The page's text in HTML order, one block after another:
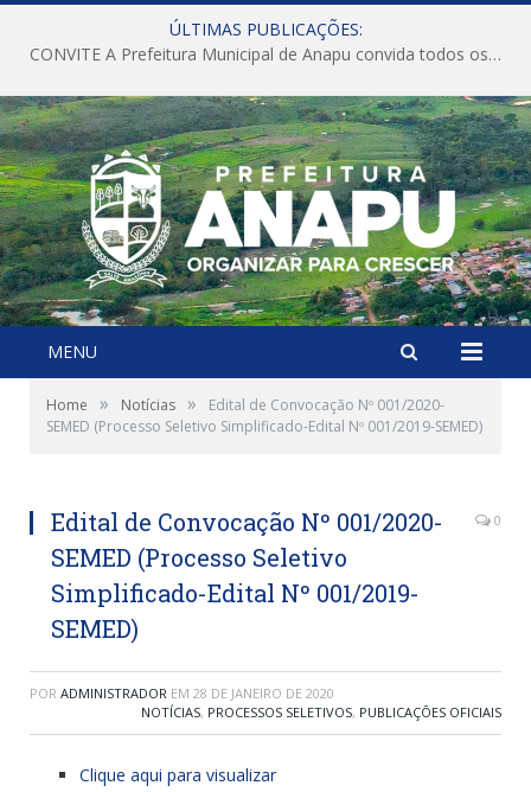
ÚLTIMAS PUBLICAÇÕES:
CONVITE A Prefeitura Municipal de Anapu convida todos os servidores públicos municipais para participarem da Audiência Pública de discussão da Lei de Diretrizes Orçamentárias (LDO), importante instrumento de planejamento das ações e investimentos da Administração Pública para o próximo exercício financeiro.
MENU
Home » Notícias »
Edital de Convocação Nº 001/2020-
SEMED (Processo Seletivo Simplificado-Edital Nº 001/2019-SEMED)
Edital de Convocação Nº 001/2020-
SEMED (Processo Seletivo
Simplificado-Edital Nº 001/2019-
SEMED)
0
POR ADMINISTRADOR EM 28 DE JANEIRO DE 2020
NOTÍCIAS, PROCESSOS SELETIVOS, PUBLICAÇÕES OFICIAIS
Clique aqui para visualizar